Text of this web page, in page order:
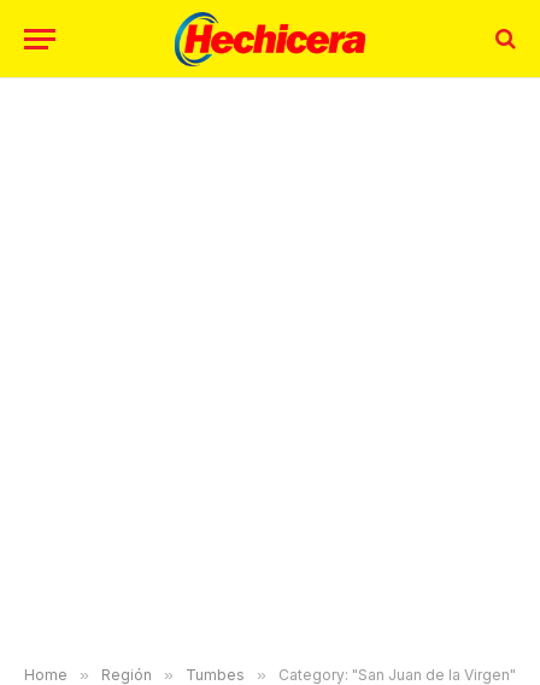
Home » Región » Tumbes » Category: "San Juan de la Virgen"